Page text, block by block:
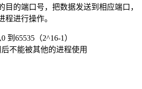
目的端口号，把数据发送到相应端口，
程进行操作。
到65535（2^16-1）
不能被其他的进程使用